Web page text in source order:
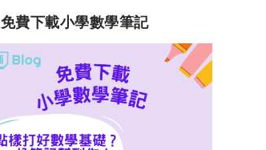
免費下載小學數學筆記